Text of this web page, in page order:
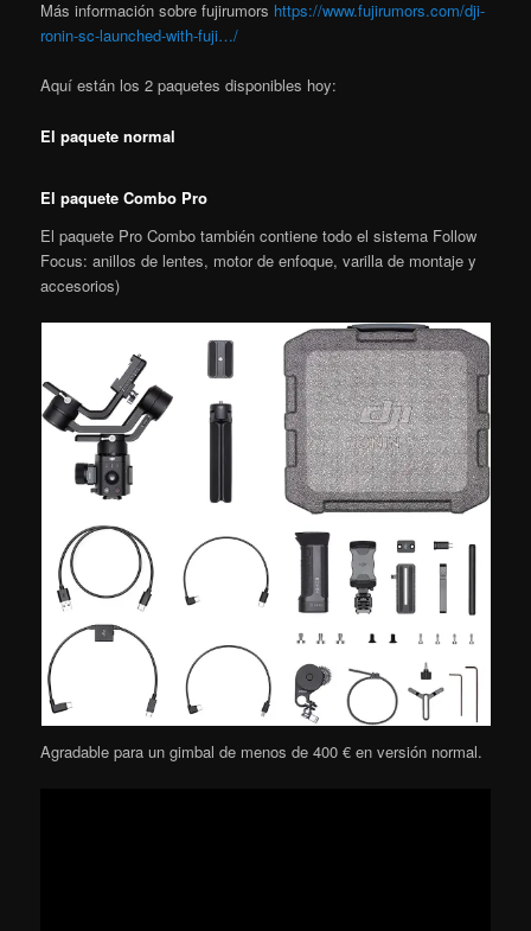
Más información sobre fujirumors https://www.fujirumors.com/dji-
ronin-sc-launched-with-fuji…/
Aquí están los 2 paquetes disponibles hoy:
El paquete normal
El paquete Combo Pro
El paquete Pro Combo también contiene todo el sistema Follow
Focus: anillos de lentes, motor de enfoque, varilla de montaje y
accesorios)
Agradable para un gimbal de menos de 400 € en versión normal.